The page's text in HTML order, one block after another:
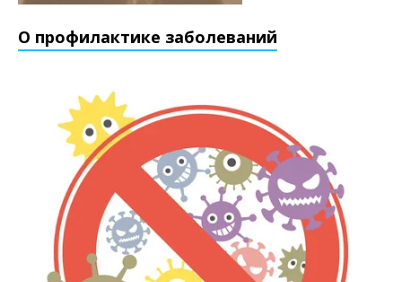
О профилактике заболеваний